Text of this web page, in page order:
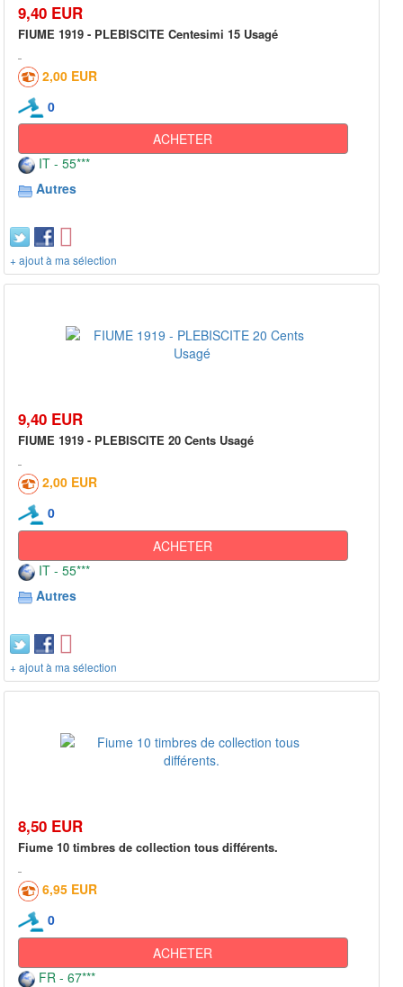
9,40 EUR
FIUME 1919 - PLEBISCITE Centesimi 15 Usagé
2,00 EUR
0
ACHETER
IT - 55***
Autres
+ ajout à ma sélection
9,40 EUR
FIUME 1919 - PLEBISCITE 20 Cents Usagé
2,00 EUR
0
ACHETER
IT - 55***
Autres
+ ajout à ma sélection
8,50 EUR
Fiume 10 timbres de collection tous différents.
6,95 EUR
0
ACHETER
FR - 67***